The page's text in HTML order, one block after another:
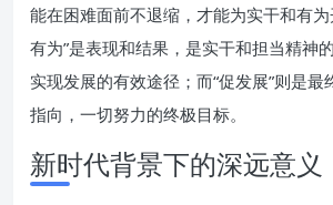
能在困难面前不退缩，才能为实干和有
有为”是表现和结果，是实干和担当精神
实现发展的有效途径；而“促发展”则是最
指向，一切努力的终极目标。
新时代背景下的深远意义